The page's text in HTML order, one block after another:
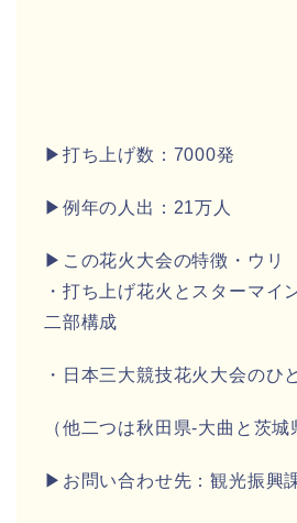
▶打ち上げ数：7000発
▶例年の人出：21万人
▶この花火大会の特徴・ウリ
・打ち上げ花火とスターマイ
二部構成
・日本三大競技花火大会のひ
（他二つは秋田県-大曲と茨城
▶お問い合わせ先：観光振興